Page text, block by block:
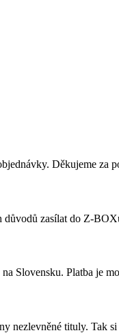
Děkujeme za
zasílat do Z-
Slovensku. Platba je
nezlevněné tituly. Tak